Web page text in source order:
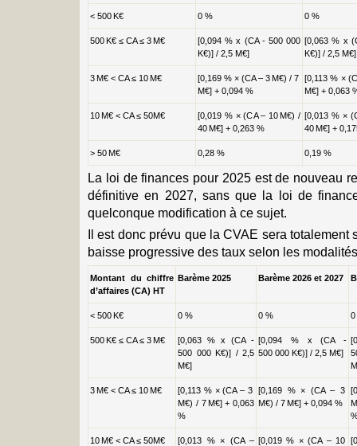
< 500 K€ 0 % 0 %
500 K€ ≤ CA ≤ 3 M€
[0,094 % x (CA - 500 000
K€)] / 2,5 M€]
[0,063 % x
K€)] / 2,5 M€]
3 M€ < CA ≤ 10 M€
[0,169 % × (CA – 3 M€) / 7
M€] + 0,094 %
[0,113 % ×
M€] + 0,063
10 M€ < CA ≤ 50M€
[0,019 % × (CA – 10 M€) /
40 M€] + 0,263 %
[0,013 % ×
40 M€] +
> 50 M€ 0,28 % 0,19 %
La loi de finances pour 2025 est de nouveau
définitive en 2027, sans que la loi de
quelconque modification à ce sujet.
Il est donc prévu que la CVAE sera
baisse progressive des taux selon les
Montant du chiffre
d’affaires (CA) HT
Barème 2025 Barème 2026 et 2027
< 500 K€ 0 % 0 % 0
500 K€ ≤ CA ≤ 3 M€
[0,063 % x (CA -
500 000 K€)] / 2,5
M€]
[0,094 % x (CA -
500 000 K€)] / 2,5 M€]
3 M€ < CA ≤ 10 M€
[0,113 % × (CA – 3
M€) / 7 M€] + 0,063
%
[0,169 % × (CA – 3
M€) / 7 M€] + 0,094 %
10 M€ < CA ≤ 50M€
[0,013 % × (CA – [0,019 % × (CA – 10